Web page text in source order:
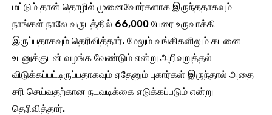
மட்டும் தான் தொழில் முனைவோர்களாக இருந்ததாகவும்
நாங்கள் நாலே வருடத்தில் 66,000 பேரை உருவாக்கி
இருப்பதாகவும் தெரிவித்தார். மேலும் வங்கிகளிலும் கடனை
உடனுக்குடன் வழங்க வேண்டும் என்று அறிவுறுத்தல்
விடுக்கப்பட்டிருப்பதாகவும் ஏதேனும் புகார்கள் இருந்தால் அதை
சரி செய்வதற்கான நடவடிக்கை எடுக்கப்படும் என்று
தெரிவித்தார்.